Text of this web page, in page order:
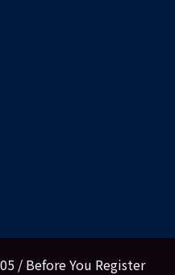
05 / Before You Register